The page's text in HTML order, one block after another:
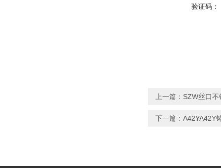
验证码：
上一篇： SZW丝口
下一篇： A42YA42Y